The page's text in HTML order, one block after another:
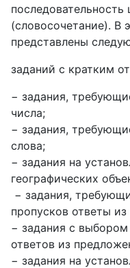
(словосочетание). В
представлены
заданий с кратким
− задания,
числа;
− задания,
слова;
− задания на
географических
− задания,
пропусков ответы
− задания с
ответов из
− задания на